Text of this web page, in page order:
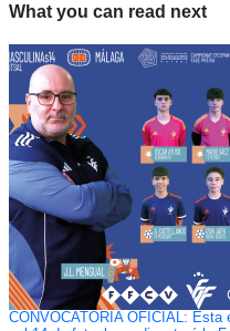
What you can read next
CONVOCATORIA OFICIAL: